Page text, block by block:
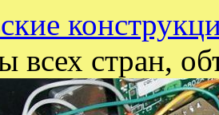
всех стран,